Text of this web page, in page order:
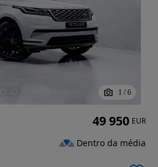
1 / 6
49 950 EUR
Dentro da média